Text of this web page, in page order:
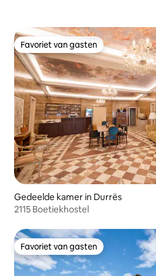
Favoriet van gasten
Favoriet van gasten
Gedeelde kamer in Durrës
2115 Boetiekhostel
Favoriet van gasten
Favoriet van gasten